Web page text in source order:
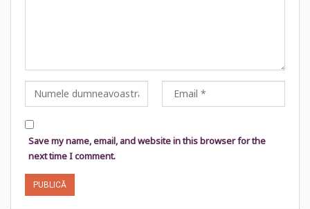
Save my name, email, and website in this browser for the
next time I comment.